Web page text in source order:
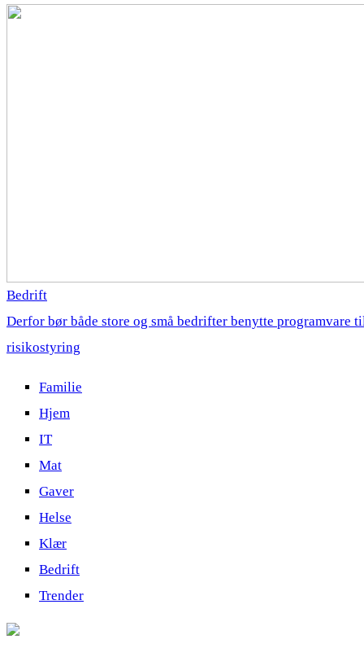
Bedrift
Derfor bør både store og små bedrifter benytte programvare
risikostyring
Familie
Hjem
IT
Mat
Gaver
Helse
Klær
Bedrift
Trender